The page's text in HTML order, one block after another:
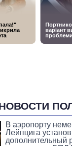
В аэропорту
Лейпцига
дополнительный